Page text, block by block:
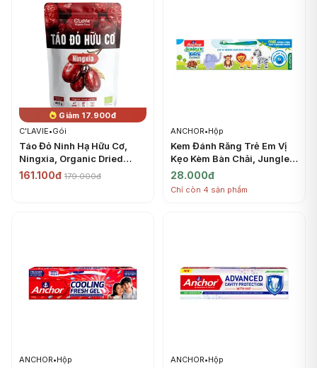
Giảm 17.900đ
C'LAVIE•Gói
Táo Đỏ Ninh Hạ Hữu Cơ,
Ningxia, Organic Dried
Jujube (450g) - C'LAVIE
161.100đ 179.000đ
ANCHOR•Hộp
Kem Đánh Răng Trẻ Em Vị
Kẹo Kèm Bàn Chải, Jungle
Kids Toothpaste, Bubble
Gum Flavor, Toothbrush
Included (50g) - ANCHOR
28.000đ
Chỉ còn 4 sản phẩm
ANCHOR•Hộp ANCHOR•Hộp